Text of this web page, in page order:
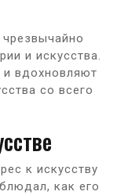
и искусства.
вдохновляют
со всего
к искусству
как его